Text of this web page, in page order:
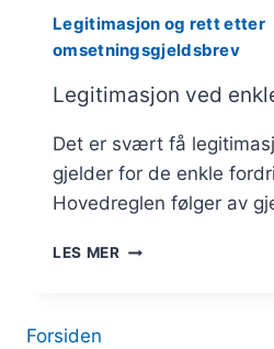
Legitimasjon og rett etter
omsetningsgjeldsbrev
Legitimasjon ved
Det er svært få
gjelder for de enkle
Hovedreglen følger av
LES MERLEGITIMASJON
Forsiden